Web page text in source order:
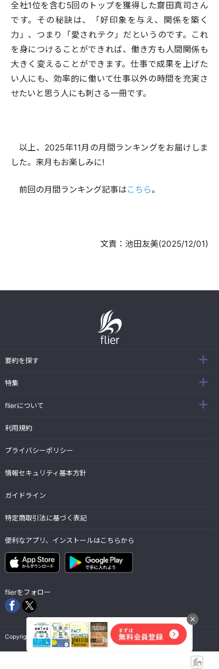
全社1位を含む5回のトップを獲得した齋田真司さん
です。その秘訣は、「好印象を与え、関係を築く
力」、つまり「愛されテク」だというのです。これ
を身につけることができれば、働き方も人間関係も
大きく変えることができます。仕事で成果を上げた
い人にも、効率的に働いて仕事以外の時間を充実さ
せたいと思う人にも刺さる一冊です。
以上、2025年11月の月間ランキングをお届けしま
した。来月もお楽しみに!
前回の月間ランキング記事はこちら。
文責： 池田友美(2025/12/01)
要約を探す
特集
flierについて
利用規約
プライバシーポリシー
情報セキュリティ基本方針
ガイドライン
特定商取引法に基づく表記
便利なアプリ、インストールはこちらから
flierをフォロー
Copyright © Flier Inc. all rights reserved.